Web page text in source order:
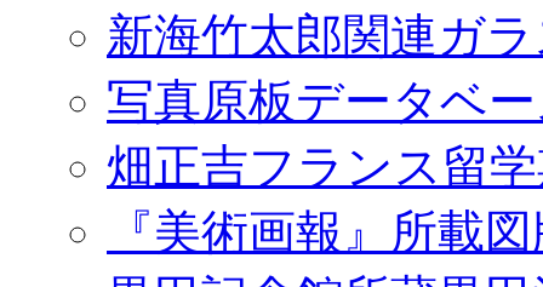
新海竹太郎関連ガ
写真原板データベ
畑正吉フランス留
『美術画報』所載